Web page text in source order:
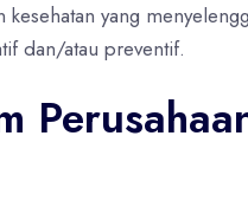
yang
dan/atau preventif.